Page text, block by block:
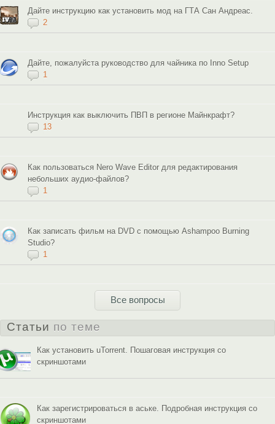
Дайте инструкцию как установить мод на ГТА Сан Андреас.
2
Дайте, пожалуйста руководство для чайника по Inno Setup
1
Инструкция как выключить ПВП в регионе Майнкрафт?
13
Как пользоваться Nero Wave Editor для редактирования
небольших аудио-файлов?
1
Как записать фильм на DVD с помощью Ashampoo Burning
Studio?
1
Все вопросы
Статьи по теме
Как установить uTorrent. Пошаговая инструкция со
скриншотами
Как зарегистрироваться в аське. Подробная инструкция со
скриншотами